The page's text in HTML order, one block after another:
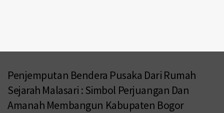
Penjemputan Bendera Pusaka Dari Rumah
Sejarah Malasari : Simbol Perjuangan Dan
Amanah Membangun Kabupaten Bogor